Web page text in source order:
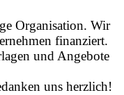
Organisation. Wir
finanziert.
und Angebote
uns herzlich!